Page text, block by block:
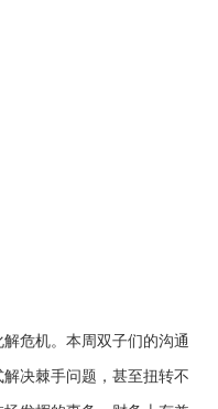
危机。本周双子们的沟通
决棘手问题，甚至扭转不